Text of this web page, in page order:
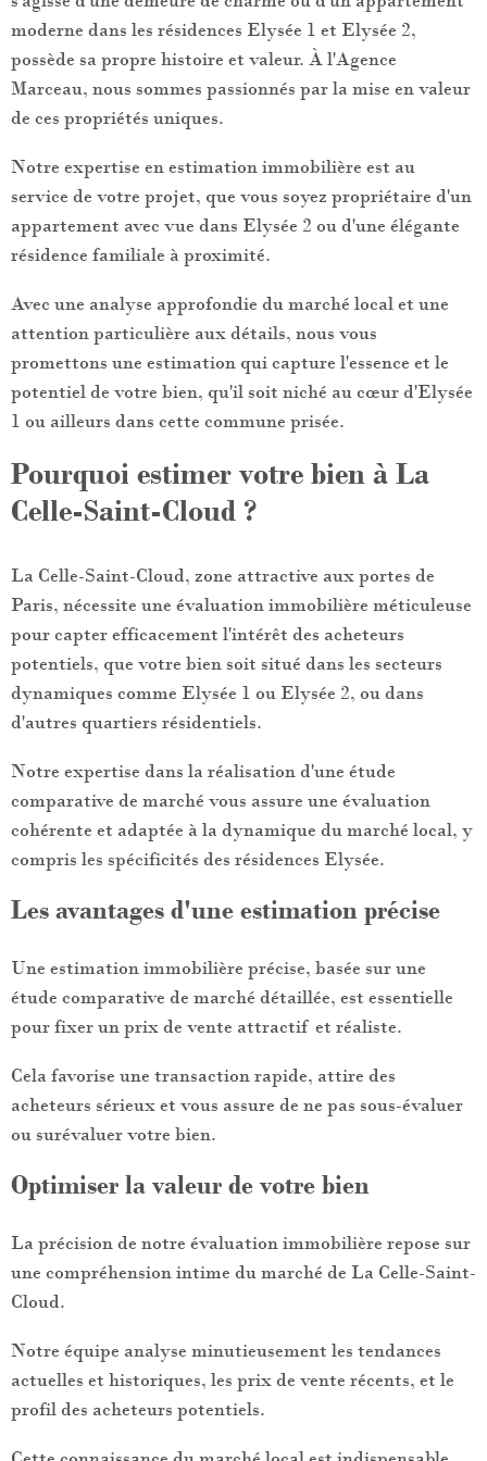
moderne dans les résidences Elysée 1 et Elysée 2,
possède sa propre histoire et valeur. À l'Agence
Marceau, nous sommes passionnés par la mise en valeur
de ces propriétés uniques.
Notre expertise en estimation immobilière est au
service de votre projet, que vous soyez propriétaire d'un
appartement avec vue dans Elysée 2 ou d'une élégante
résidence familiale à proximité.
Avec une analyse approfondie du marché local et une
attention particulière aux détails, nous vous
promettons une estimation qui capture l'essence et le
potentiel de votre bien, qu'il soit niché au cœur d'Elysée
1 ou ailleurs dans cette commune prisée.
Pourquoi estimer votre bien à La
Celle-Saint-Cloud ?
La Celle-Saint-Cloud, zone attractive aux portes de
Paris, nécessite une évaluation immobilière méticuleuse
pour capter efficacement l'intérêt des acheteurs
potentiels, que votre bien soit situé dans les secteurs
dynamiques comme Elysée 1 ou Elysée 2, ou dans
d'autres quartiers résidentiels.
Notre expertise dans la réalisation d'une étude
comparative de marché vous assure une évaluation
cohérente et adaptée à la dynamique du marché local, y
compris les spécificités des résidences Elysée.
Les avantages d'une estimation précise
Une estimation immobilière précise, basée sur une
étude comparative de marché détaillée, est essentielle
pour fixer un prix de vente attractif et réaliste.
Cela favorise une transaction rapide, attire des
acheteurs sérieux et vous assure de ne pas sous-évaluer
ou surévaluer votre bien.
Optimiser la valeur de votre bien
La précision de notre évaluation immobilière repose sur
une compréhension intime du marché de La Celle-Saint-
Cloud.
Notre équipe analyse minutieusement les tendances
actuelles et historiques, les prix de vente récents, et le
profil des acheteurs potentiels.
RECHERCHER